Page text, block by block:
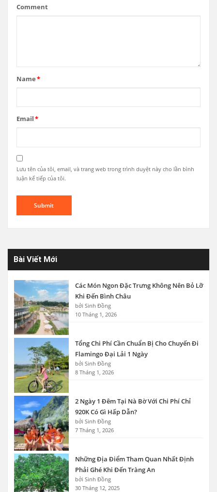
Comment
Name*
Email*
Lưu tên của tôi, email, và trang web trong trình duyệt này cho lần bình
luận kế tiếp của tôi.
Bài Viết Mới
Các Món Ngon Đặc Trưng Không Nên Bỏ Lỡ
Khi Đến Bình Châu
bởi Sinh Đồng
10 Tháng 1, 2026
Tổng Chi Phí Cần Chuẩn Bị Cho Chuyến Đi
Flamingo Đại Lải 1 Ngày
bởi Sinh Đồng
8 Tháng 1, 2026
2 Ngày 1 Đêm Tại Nà Bờ Với Chi Phí Chỉ
920K Có Gì Hấp Dẫn?
bởi Sinh Đồng
7 Tháng 1, 2026
Những Địa Điểm Tham Quan Nhất Định
Phải Ghé Khi Đến Tràng An
bởi Sinh Đồng
30 Tháng 12, 2025